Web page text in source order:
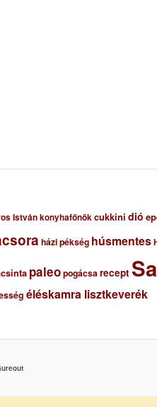
István konyhafőnökcukkini dió
házi pékség húsmentes
paleopogácsarecept
éléskamra lisztkeverék